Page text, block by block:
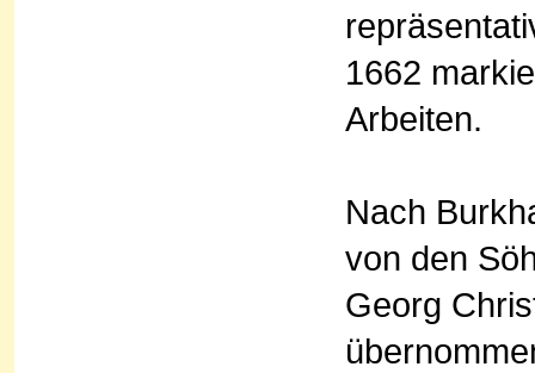
1662
Arbeiten.
Nach
von den
Georg